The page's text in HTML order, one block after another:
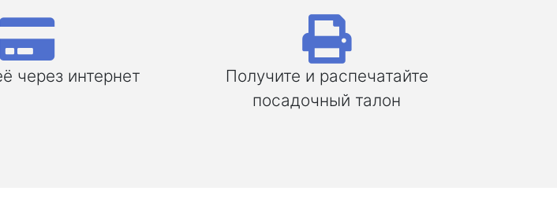
через интернет
Получите и распечатайте
посадочный талон